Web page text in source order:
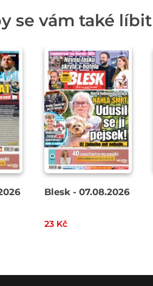
se vám také líbit
Blesk - 07.08.2026
23 Kč